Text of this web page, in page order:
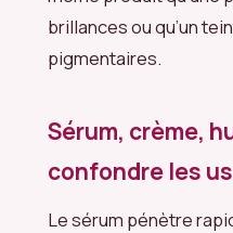
brillances ou qu’un
pigmentaires.
Sérum, crème,
confondre les
Le sérum pénètre